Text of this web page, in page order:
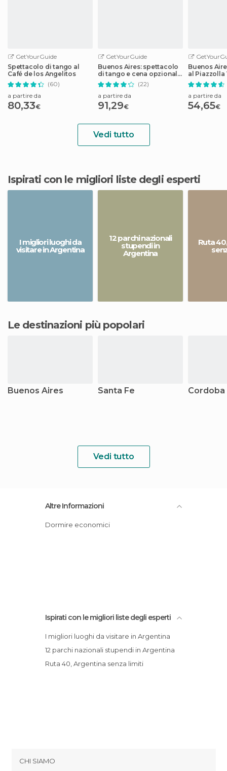
GetYourGuide
Spettacolo di tango al
Café de los Angelitos
(60)
a partire da
80,33€
GetYourGuide
Buenos Aires: spettacolo
di tango e cena opzionale
al Madero
(22)
a partire da
91,29€
Buenos
al Piazzolla
cena
a partire da
54,65€
Vedi tutto
Ispirati con le migliori liste degli esperti
I migliori luoghi da
visitare in Argentina
12 parchi nazionali
stupendi in
Argentina
Ruta
Le destinazioni più popolari
Buenos Aires Santa Fe Cordoba
Vedi tutto
Altre Informazioni
Dormire economici
Ispirati con le migliori liste degli esperti
I migliori luoghi da visitare in Argentina
12 parchi nazionali stupendi in Argentina
Ruta 40, Argentina senza limiti
CHI SIAMO